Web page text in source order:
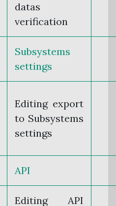
datas
verification
Subsystems
settings
Editing export
to Subsystems
settings
API
Editing API